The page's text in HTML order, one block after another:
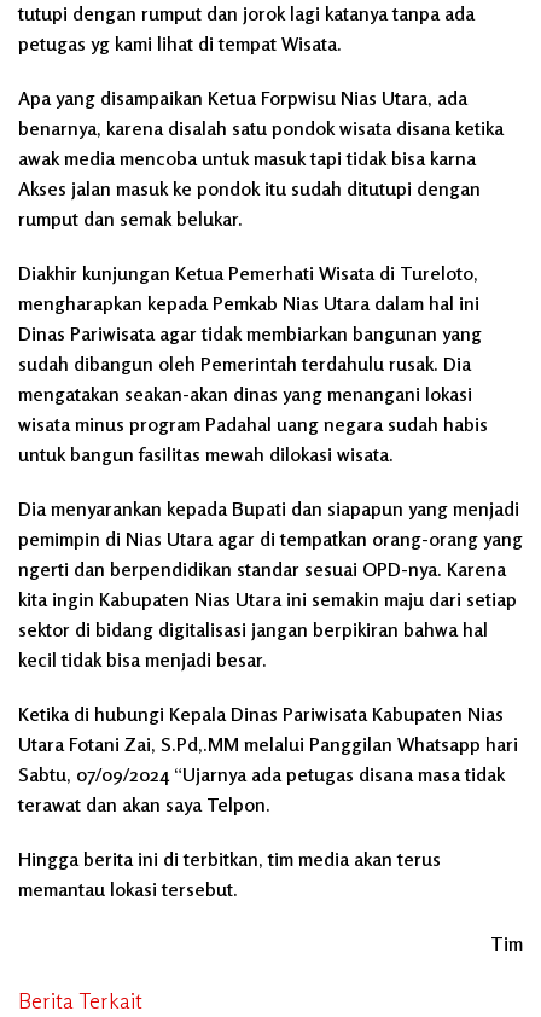
tutupi dengan rumput dan jorok lagi katanya tanpa ada
petugas yg kami lihat di tempat Wisata.
Apa yang disampaikan Ketua Forpwisu Nias Utara, ada
benarnya, karena disalah satu pondok wisata disana ketika
awak media mencoba untuk masuk tapi tidak bisa karna
Akses jalan masuk ke pondok itu sudah ditutupi dengan
rumput dan semak belukar.
Diakhir kunjungan Ketua Pemerhati Wisata di Tureloto,
mengharapkan kepada Pemkab Nias Utara dalam hal ini
Dinas Pariwisata agar tidak membiarkan bangunan yang
sudah dibangun oleh Pemerintah terdahulu rusak. Dia
mengatakan seakan-akan dinas yang menangani lokasi
wisata minus program Padahal uang negara sudah habis
untuk bangun fasilitas mewah dilokasi wisata.
Dia menyarankan kepada Bupati dan siapapun yang menjadi
pemimpin di Nias Utara agar di tempatkan orang-orang yang
ngerti dan berpendidikan standar sesuai OPD-nya. Karena
kita ingin Kabupaten Nias Utara ini semakin maju dari setiap
sektor di bidang digitalisasi jangan berpikiran bahwa hal
kecil tidak bisa menjadi besar.
Ketika di hubungi Kepala Dinas Pariwisata Kabupaten Nias
Utara Fotani Zai, S.Pd,.MM melalui Panggilan Whatsapp hari
Sabtu, 07/09/2024 “Ujarnya ada petugas disana masa tidak
terawat dan akan saya Telpon.
Hingga berita ini di terbitkan, tim media akan terus
memantau lokasi tersebut.
Tim
Berita Terkait